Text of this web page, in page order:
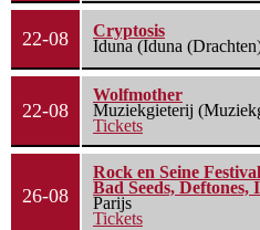
22-08
Cryptosis
Iduna (Iduna
22-08
Wolfmother
Muziekgieterij
Tickets
26-08
Rock en Seine
Bad Seeds, Deftones,
Parijs
Tickets